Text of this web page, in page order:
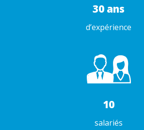
30 ans
d’expérience
10
salariés